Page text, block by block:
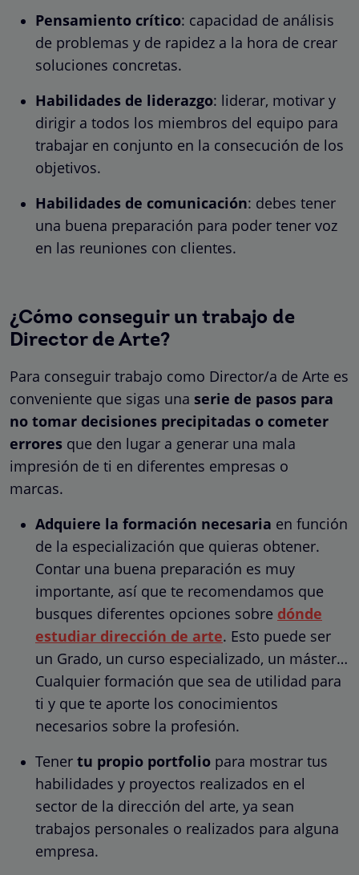
Pensamiento crítico: capacidad de análisis
de problemas y de rapidez a la hora de crear
soluciones concretas.
Habilidades de liderazgo: liderar, motivar y
dirigir a todos los miembros del equipo para
trabajar en conjunto en la consecución de los
objetivos.
Habilidades de comunicación: debes tener
una buena preparación para poder tener voz
en las reuniones con clientes.
¿Cómo conseguir un trabajo de
Director de Arte?
Para conseguir trabajo como Director/a de Arte es
conveniente que sigas una serie de pasos para
no tomar decisiones precipitadas o cometer
errores que den lugar a generar una mala
impresión de ti en diferentes empresas o
marcas.
Adquiere la formación necesaria en función
de la especialización que quieras obtener.
Contar una buena preparación es muy
importante, así que te recomendamos que
busques diferentes opciones sobre dónde
estudiar dirección de arte. Esto puede ser
un Grado, un curso especializado, un máster…
Cualquier formación que sea de utilidad para
ti y que te aporte los conocimientos
necesarios sobre la profesión.
Tener tu propio portfolio para mostrar tus
habilidades y proyectos realizados en el
sector de la dirección del arte, ya sean
trabajos personales o realizados para alguna
empresa.